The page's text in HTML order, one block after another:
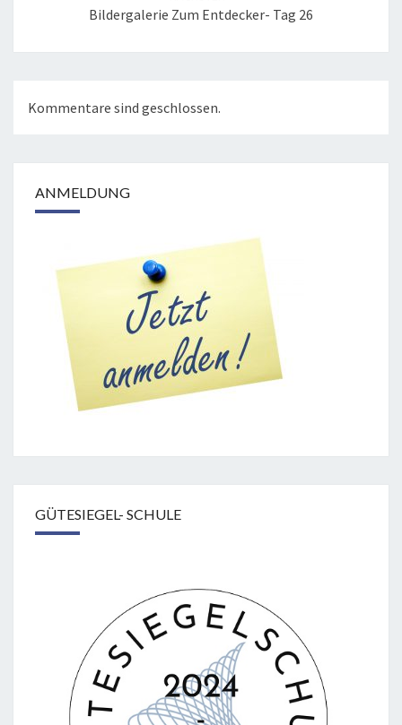
Bildergalerie Zum Entdecker- Tag 26
Kommentare sind geschlossen.
ANMELDUNG
GÜTESIEGEL- SCHULE